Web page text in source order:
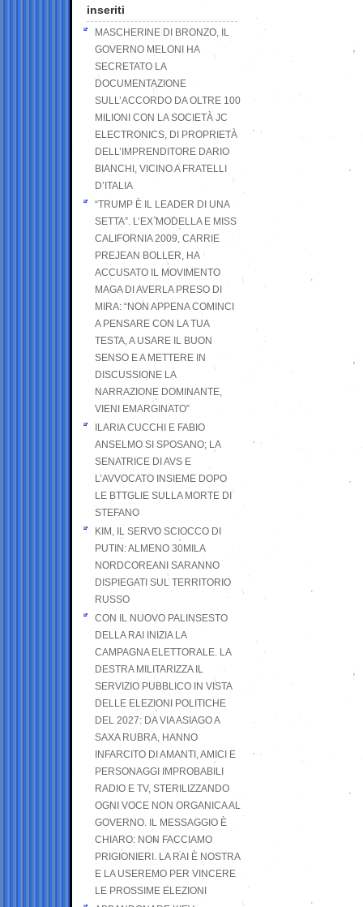
inseriti
MASCHERINE DI BRONZO, IL
GOVERNO MELONI HA
SECRETATO LA
DOCUMENTAZIONE
SULL’ACCORDO DA OLTRE 100
MILIONI CON LA SOCIETÀ JC
ELECTRONICS, DI PROPRIETÀ
DELL’IMPRENDITORE DARIO
BIANCHI, VICINO A FRATELLI
D’ITALIA
“TRUMP È IL LEADER DI UNA
SETTA”. L’EX MODELLA E MISS
CALIFORNIA 2009, CARRIE
PREJEAN BOLLER, HA
ACCUSATO IL MOVIMENTO
MAGA DI AVERLA PRESO DI
MIRA: “NON APPENA COMINCI
A PENSARE CON LA TUA
TESTA, A USARE IL BUON
SENSO E A METTERE IN
DISCUSSIONE LA
NARRAZIONE DOMINANTE,
VIENI EMARGINATO”
ILARIA CUCCHI E FABIO
ANSELMO SI SPOSANO; LA
SENATRICE DI AVS E
L’AVVOCATO INSIEME DOPO
LE BTTGLIE SULLA MORTE DI
STEFANO
KIM, IL SERVO SCIOCCO DI
PUTIN: ALMENO 30MILA
NORDCOREANI SARANNO
DISPIEGATI SUL TERRITORIO
RUSSO
CON IL NUOVO PALINSESTO
DELLA RAI INIZIA LA
CAMPAGNA ELETTORALE. LA
DESTRA MILITARIZZA IL
SERVIZIO PUBBLICO IN VISTA
DELLE ELEZIONI POLITICHE
DEL 2027: DA VIA ASIAGO A
SAXA RUBRA, HANNO
INFARCITO DI AMANTI, AMICI E
PERSONAGGI IMPROBABILI
RADIO E TV, STERILIZZANDO
OGNI VOCE NON ORGANICA AL
GOVERNO. IL MESSAGGIO È
CHIARO: NON FACCIAMO
PRIGIONIERI. LA RAI È NOSTRA
E LA USEREMO PER VINCERE
LE PROSSIME ELEZIONI